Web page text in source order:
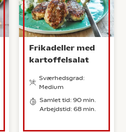
Frikadeller med
kartoffelsalat
Sværhedsgrad:
Medium
Samlet tid: 90 min.
Arbejdstid: 68 min.